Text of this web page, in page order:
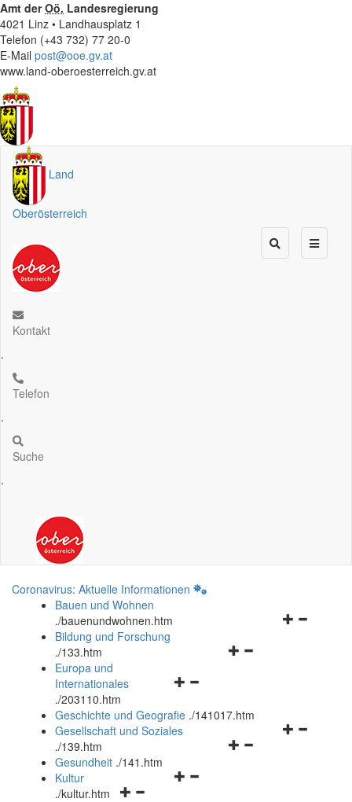
Amt derOö. Landesregierung
4021 Linz • Landhausplatz 1
Telefon (+43 732) 77 20-0
E-Mail post@ooe.gv.at
www.land-oberoesterreich.gv.at
Land
Oberösterreich
Kontakt
.
Telefon
.
Suche
.
Coronavirus: Aktuelle Informationen
Bauen und Wohnen
./bauenundwohnen.htm
Navigationsmenü
Bildung und Forschung
./133.htm
Navigationsmenü
und
schließen
Europa und
Internationales
./203110.htm
Geschichte und Geografie ./141017.htm
Navigationsmenü
Gesellschaft und Soziales
./139.htm
Navigationsmenü
Gesundheit ./141.htm
Navigationsmenü
Kultur
./kultur.htm